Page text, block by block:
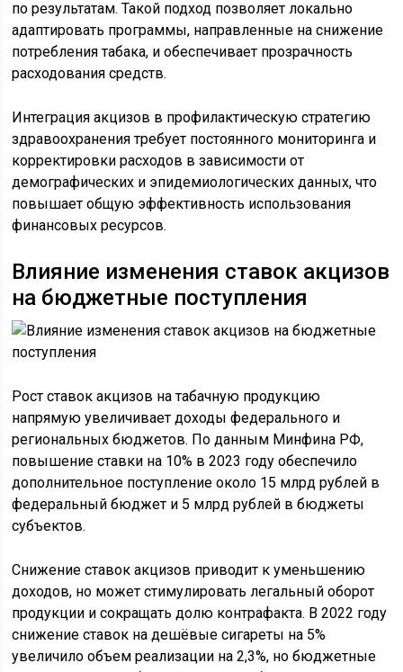
по результатам. Такой подход позволяет локально
адаптировать программы, направленные на снижение
потребления табака, и обеспечивает прозрачность
расходования средств.
Интеграция акцизов в профилактическую стратегию
здравоохранения требует постоянного мониторинга и
корректировки расходов в зависимости от
демографических и эпидемиологических данных, что
повышает общую эффективность использования
финансовых ресурсов.
Влияние изменения ставок акцизов
на бюджетные поступления
Рост ставок акцизов на табачную продукцию
напрямую увеличивает доходы федерального и
региональных бюджетов. По данным Минфина РФ,
повышение ставки на 10% в 2023 году обеспечило
дополнительное поступление около 15 млрд рублей в
федеральный бюджет и 5 млрд рублей в бюджеты
субъектов.
Снижение ставок акцизов приводит к уменьшению
доходов, но может стимулировать легальный оборот
продукции и сокращать долю контрафакта. В 2022 году
снижение ставок на дешёвые сигареты на 5%
увеличило объем реализации на 2,3%, но бюджетные